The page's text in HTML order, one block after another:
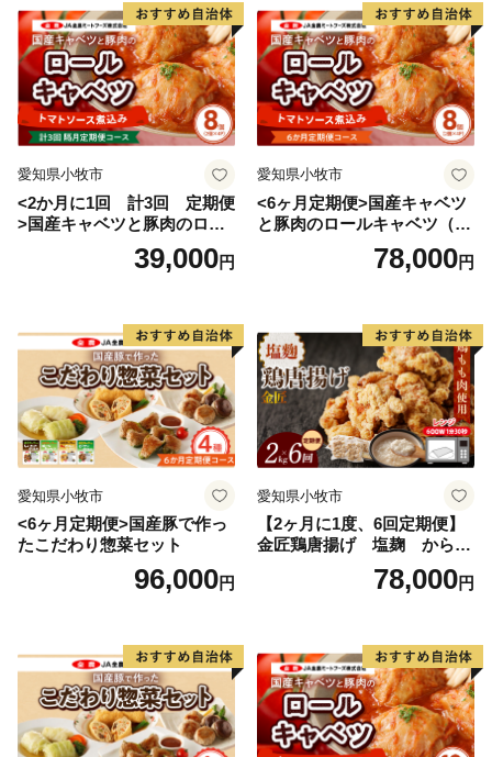
愛知県小牧市
<2か月に1回 計3回 定期便
>国産キャベツと豚肉のロー
ルキャベツ（4P入り）
39,000円
愛知県小牧市
<6ヶ月定期便>国産キャベツ
と豚肉のロールキャベツ（4P
78,000円
愛知県小牧市
<6ヶ月定期便>国産豚で作っ
たこだわり惣菜セット
96,000円
愛知県小牧市
【2ヶ月に1度、6回定期便】
金匠鶏唐揚げ 塩麹 からあ
78,000円